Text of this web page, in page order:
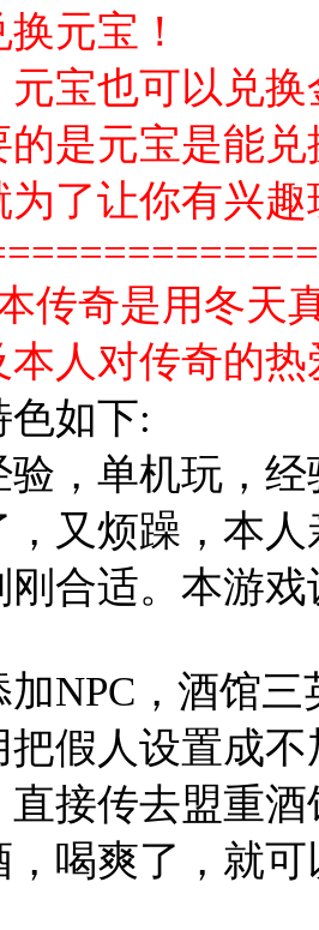
元宝！
元宝也可以兑
的是元宝是能
为了让你有兴
传奇是用冬天
本人对传奇的
色如下:
验，单机玩，
，又烦躁，本
刚合适。本游
加NPC，酒馆
把假人设置成
直接传去盟重
，喝爽了，就